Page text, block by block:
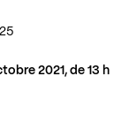
2021, de 13 h